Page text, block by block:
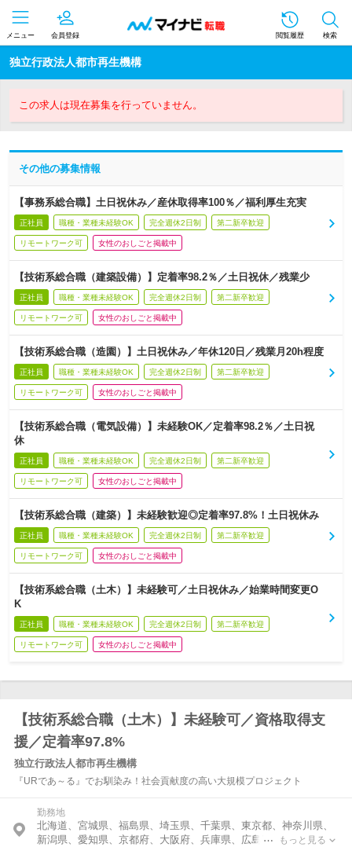
メニュー 会員登録 閲覧履歴 検索
独立行政法人都市再生機構
この求人は現在募集を行っていません。
その他の募集情報
【事務系総合職】土日祝休み／産休取得率100％／福利厚生充実
正社員 職種・業種未経験OK 完全週休2日制 第二新卒歓迎
リモートワーク可 女性のおしごと掲載中
【技術系総合職（建築設備）】定着率98.2％／土日祝休／残業少
正社員 職種・業種未経験OK 完全週休2日制 第二新卒歓迎
リモートワーク可 女性のおしごと掲載中
【技術系総合職（造園）】土日祝休み／年休120日／残業月20h程度
正社員 職種・業種未経験OK 完全週休2日制 第二新卒歓迎
リモートワーク可 女性のおしごと掲載中
【技術系総合職（電気設備）】未経験OK／定着率98.2％／土日祝
休
正社員 職種・業種未経験OK 完全週休2日制 第二新卒歓迎
リモートワーク可 女性のおしごと掲載中
【技術系総合職（建築）】未経験歓迎◎定着率97.8%！土日祝休み
正社員 職種・業種未経験OK 完全週休2日制 第二新卒歓迎
リモートワーク可 女性のおしごと掲載中
【技術系総合職（土木）】未経験可／土日祝休み／始業時間変更O
K
正社員 職種・業種未経験OK 完全週休2日制 第二新卒歓迎
リモートワーク可 女性のおしごと掲載中
【技術系総合職（土木）】未経験可／資格取得支
援／定着率97.8%
独立行政法人都市再生機構
『URであ～る』でお馴染み！社会貢献度の高い大規模プロジェクト
勤務地
北海道、宮城県、福島県、埼玉県、千葉県、東京都、神奈川県、
新潟県、愛知県、京都府、大阪府、兵庫県、広島県、福岡県、沖
もっと見る